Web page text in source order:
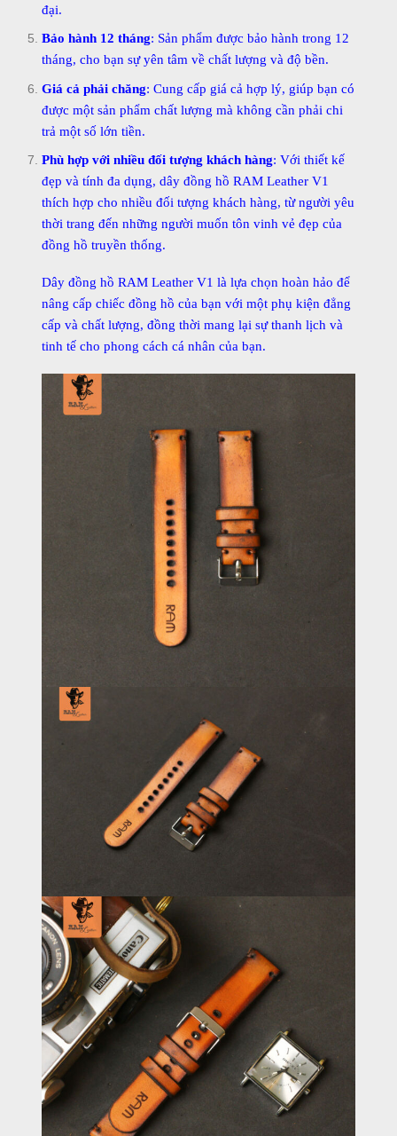
đại.
Bảo hành 12 tháng: Sản phẩm được bảo hành trong 12
tháng, cho bạn sự yên tâm về chất lượng và độ bền.
Giá cả phải chăng: Cung cấp giá cả hợp lý, giúp bạn có
được một sản phẩm chất lượng mà không cần phải chi
trả một số lớn tiền.
Phù hợp với nhiều đối tượng khách hàng: Với thiết kế
đẹp và tính đa dụng, dây đồng hồ RAM Leather V1
thích hợp cho nhiều đối tượng khách hàng, từ người yêu
thời trang đến những người muốn tôn vinh vẻ đẹp của
đồng hồ truyền thống.
Dây đồng hồ RAM Leather V1 là lựa chọn hoàn hảo để
nâng cấp chiếc đồng hồ của bạn với một phụ kiện đẳng
cấp và chất lượng, đồng thời mang lại sự thanh lịch và
tinh tế cho phong cách cá nhân của bạn.